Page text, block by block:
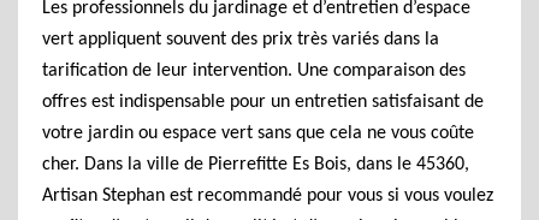
Les professionnels du jardinage et d’entretien d’espace
vert appliquent souvent des prix très variés dans la
tarification de leur intervention. Une comparaison des
offres est indispensable pour un entretien satisfaisant de
votre jardin ou espace vert sans que cela ne vous coûte
cher. Dans la ville de Pierrefitte Es Bois, dans le 45360,
Artisan Stephan est recommandé pour vous si vous voulez